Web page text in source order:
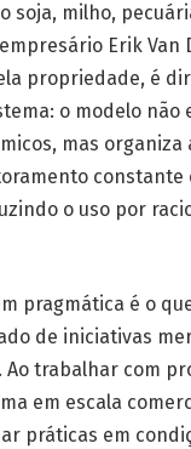
soja, milho,
Erik Van
propriedade, é
o modelo não
mas organiza
constante
o uso por
pragmática é o
de iniciativas
Ao trabalhar com
em escala
práticas em